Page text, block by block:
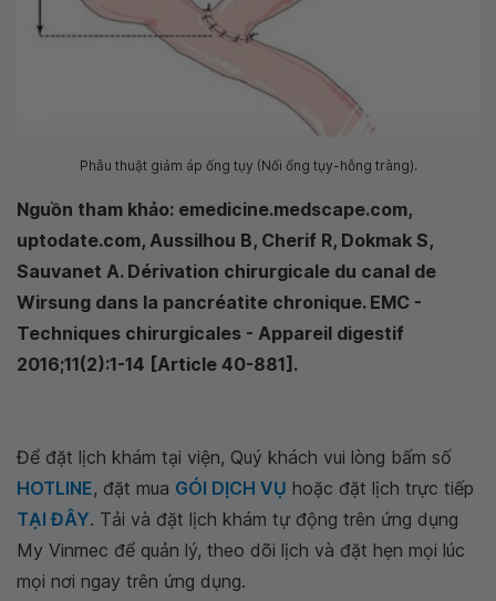
Phẫu thuật giảm áp ống tụy (Nối ống tụy-hỗng tràng).
Nguồn tham khảo: emedicine.medscape.com,
uptodate.com, Aussilhou B, Cherif R, Dokmak S,
Sauvanet A. Dérivation chirurgicale du canal de
Wirsung dans la pancréatite chronique. EMC -
Techniques chirurgicales - Appareil digestif
2016;11(2):1-14 [Article 40-881].
Để đặt lịch khám tại viện, Quý khách vui lòng bấm số
HOTLINE, đặt mua GÓI DỊCH VỤ hoặc đặt lịch trực tiếp
TẠI ĐÂY. Tải và đặt lịch khám tự động trên ứng dụng
My Vinmec để quản lý, theo dõi lịch và đặt hẹn mọi lúc
mọi nơi ngay trên ứng dụng.